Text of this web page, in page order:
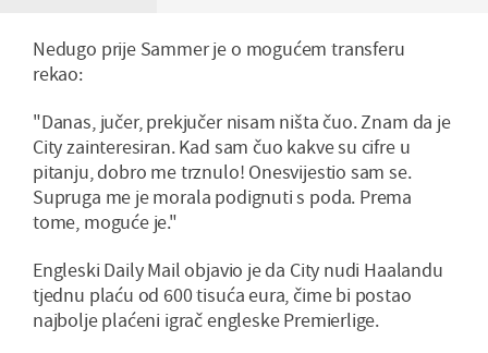
Nedugo prije Sammer je o mogućem transferu
rekao:
"Danas, jučer, prekjučer nisam ništa čuo. Znam da je
City zainteresiran. Kad sam čuo kakve su cifre u
pitanju, dobro me trznulo! Onesvijestio sam se.
Supruga me je morala podignuti s poda. Prema
tome, moguće je."
Engleski Daily Mail objavio je da City nudi Haalandu
tjednu plaću od 600 tisuća eura, čime bi postao
najbolje plaćeni igrač engleske Premierlige.